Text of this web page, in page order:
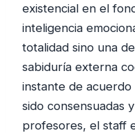
existencial en el
inteligencia
totalidad sino una
sabiduría externa
instante de
sido consensuadas
profesores, el staff